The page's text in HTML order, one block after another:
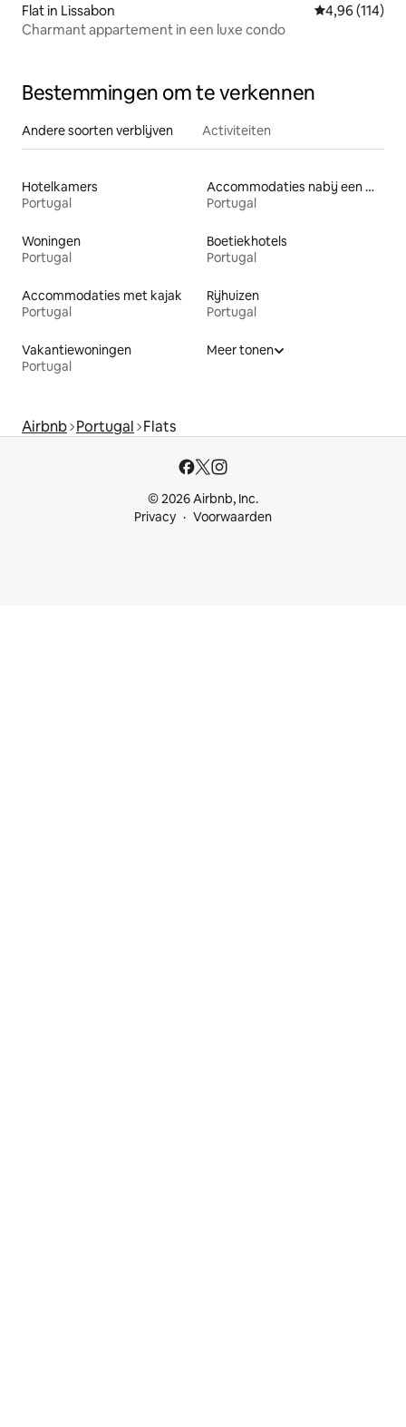
Flat in Lissabon Gemiddelde
4,96 (114)
Charmant appartement in een luxe condo
Bestemmingen om te verkennen
Andere soorten verblijven Activiteiten
Hotelkamers
Portugal
Accommodaties nabij een meer
Portugal
Woningen
Portugal
Boetiekhotels
Portugal
Accommodaties met kajak
Portugal
Rijhuizen
Portugal
Vakantiewoningen
Portugal
Meer tonen
Airbnb Portugal Flats
© 2026 Airbnb, Inc.
Privacy
Voorwaarden